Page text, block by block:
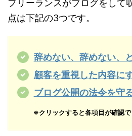
フリーランスがブログをして
点は下記の3つです。
辞めない、辞めない、
顧客を重視した内容に
ブログ公開の法令を守
※クリックすると各項目が確認